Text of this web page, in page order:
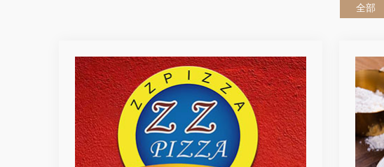
全部